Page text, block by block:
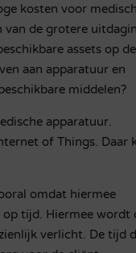
kosten voor
van de grotere
assets op de
aan apparatuur en
middelen?
apparatuur.
of Things. Daar
omdat hiermee
op tijd. Hiermee wordt
verlicht. De tijd